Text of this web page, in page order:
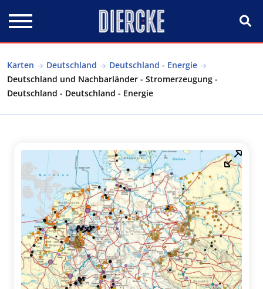
Karten Deutschland
Deutschland - Energie
Deutschland und Nachbarländer - Stromerzeugung -
Deutschland - Deutschland - Energie